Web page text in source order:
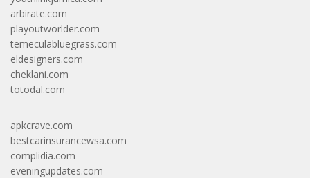
arbirate.com
playoutworlder.com
temeculabluegrass.com
eldesigners.com
cheklani.com
totodal.com
apkcrave.com
bestcarinsurancewsa.com
complidia.com
eveningupdates.com